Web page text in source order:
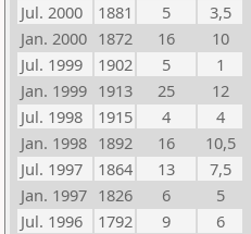
Jul. 2000
1881 5
3,5
Jan. 2000 1872 16
10
Jul. 1999
1902 5
1
Jan. 1999 1913 25
12
Jul. 1998
1915 4
4
Jan. 1998 1892 16
10,5
Jul. 1997
1864 13
7,5
Jan. 1997 1826 6
5
Jul. 1996
1792 9
6